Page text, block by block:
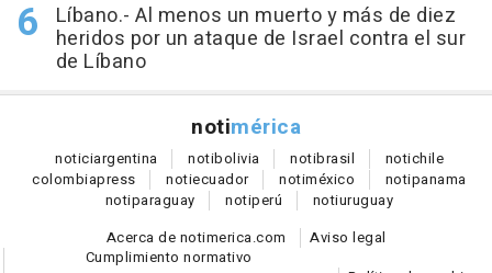
Líbano.- Al menos un muerto y más de diez
heridos por un ataque de Israel contra el sur
de Líbano
notimérica
noticiargentina notibolivia notibrasil notichile
colombiapress notiecuador notiméxico notipanama
notiparaguay notiperú notiuruguay
Acerca de notimerica.com
Aviso legal
Cumplimiento normativo